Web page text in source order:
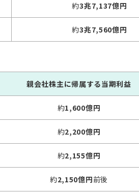
約3兆7,137億円
約3兆7,560億円
親会社株主に帰属する当期利益
約1,600億円
約2,200億円
約2,155億円
約2,150億円前後